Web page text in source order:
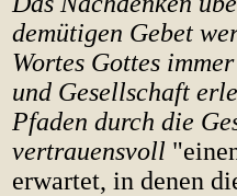
demütigen Gebet
Wortes Gottes
und Gesellschaft
Pfaden durch die
vertrauensvoll
erwartet, in denen